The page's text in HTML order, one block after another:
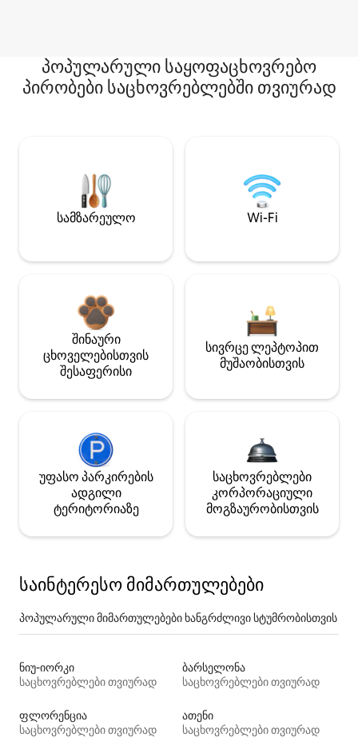
პოპულარული საყოფაცხოვრებო
პირობები საცხოვრებლებში თვიურად
სამზარეულო Wi-Fi
შინაური
ცხოველებისთვის
შესაფერისი
სივრცე ლეპტოპით
მუშაობისთვის
უფასო პარკირების
ადგილი
ტერიტორიაზე
საცხოვრებლები
კორპორაციული
მოგზაურობისთვის
საინტერესო მიმართულებები
პოპულარული მიმართულებები ხანგრძლივი სტუმრობისთვის
ნიუ-იორკი
საცხოვრებლები თვიურად
ბარსელონა
საცხოვრებლები თვიურად
ფლორენცია
საცხოვრებლები თვიურად
ათენი
საცხოვრებლები თვიურად